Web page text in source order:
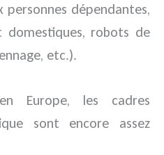
personnes dépendantes,
domestiques, robots de
etc.).
Europe, les cadres
sont encore assez